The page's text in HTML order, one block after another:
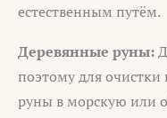
естественным путём.
Деревянные руны:
поэтому для очистки
руны в морскую или